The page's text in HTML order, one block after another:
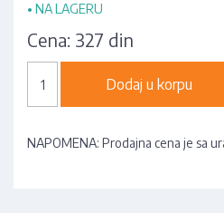
• NA LAGERU
Cena: 327 din
Dodaj u korpu
NAPOMENA: Prodajna cena je sa